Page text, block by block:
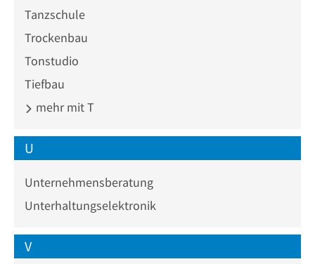
Tanzschule
Trockenbau
Tonstudio
Tiefbau
mehr mit T
U
Unternehmensberatung
Unterhaltungselektronik
V